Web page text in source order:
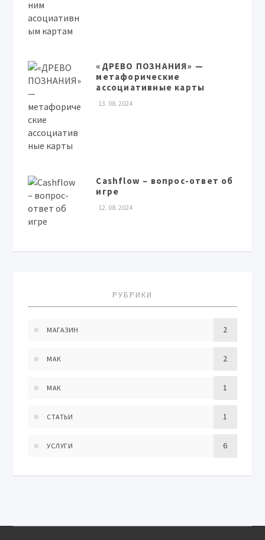
«ДРЕВО ПОЗНАНИЯ» —
метафорические
ассоциативные карты
13. 08. 2024
Cashflow – вопрос-ответ об
игре
12. 08. 2024
РУБРИКИ
МАГАЗИН 2
МАК 2
МАК 1
СТАТЬИ 1
УСЛУГИ 6